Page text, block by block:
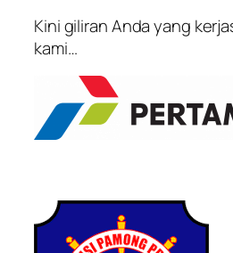
Kini giliran Anda yang
kami…